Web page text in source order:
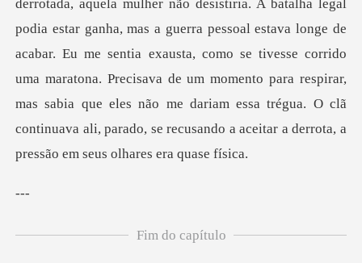
a pessoal estava longe de
acabar. Eu me sentia exausta, como se tivesse corrido
uma maratona. Precisava de um momento para respirar,
mas sabia
-
Fim do capítulo